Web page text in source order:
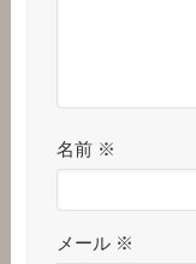
名前 ※
メール ※